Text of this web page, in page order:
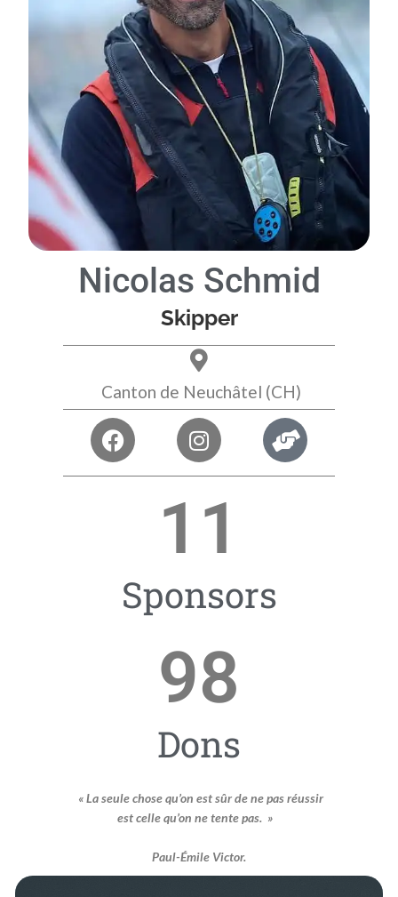
Nicolas Schmid
Skipper
Canton de Neuchâtel (CH)
Sponsors
11
Dons
98
« La seule chose qu’on est sûr de ne pas réussir
est celle qu’on ne tente pas. »
Paul-Émile Victor.